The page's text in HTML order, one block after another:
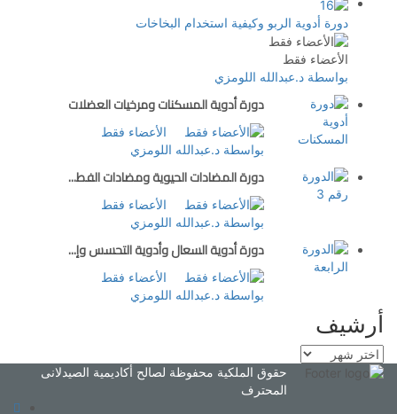
دورة أدوية الربو وكيفية استخدام البخاخات
الأعضاء فقط
بواسطة د.عبدالله اللومزي
دورة أدوية المسكنات ومرخيات العضلات
الأعضاء فقط
بواسطة د.عبدالله اللومزي
دورة المضادات الحيوية ومضادات الفط...
الأعضاء فقط
بواسطة د.عبدالله اللومزي
دورة أدوية السعال وأدوية التحسس وإ...
الأعضاء فقط
بواسطة د.عبدالله اللومزي
أرشيف
حقوق الملكية محفوظة لصالح أكاديمية الصيدلانى
المحترف